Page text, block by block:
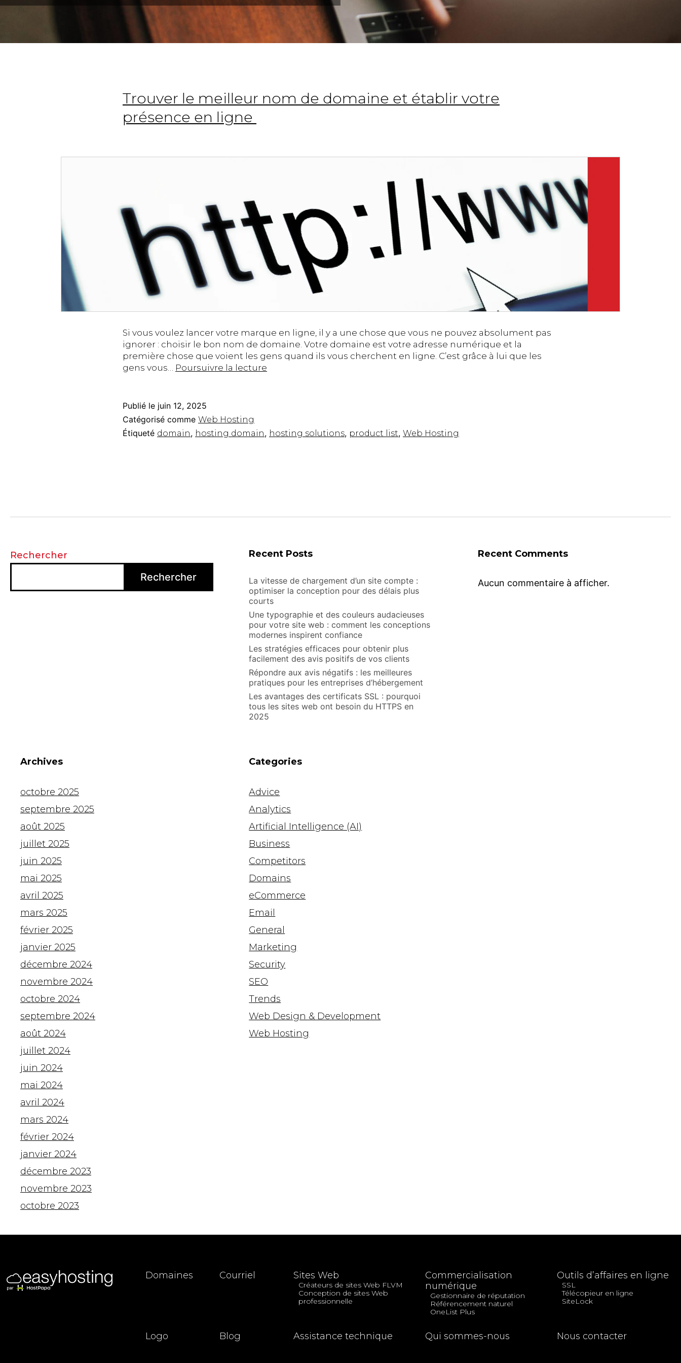
Trouver le meilleur nom de domaine et établir votre
présence en ligne
Si vous voulez lancer votre marque en ligne, il y a une chose que vous ne pouvez absolument pas
ignorer : choisir le bon nom de domaine. Votre domaine est votre adresse numérique et la
première chose que voient les gens quand ils vous cherchent en ligne. C’est grâce à lui que les
gens vous… Poursuivre la lecture
et
Publié le juin 12, 2025
Catégorisé comme Web Hosting
Étiqueté domain, hosting domain, hosting solutions, product list, Web Hosting
Rechercher
Rechercher
Recent Posts
La vitesse de chargement d’un site compte :
optimiser la conception pour des délais plus
courts
Une typographie et des couleurs audacieuses
pour votre site web : comment les conceptions
modernes inspirent confiance
Les stratégies efficaces pour obtenir plus
facilement des avis positifs de vos clients
Répondre aux avis négatifs : les meilleures
pratiques pour les entreprises d’hébergement
Les avantages des certificats SSL : pourquoi
tous les sites web ont besoin du HTTPS en
2025
Recent Comments
Aucun commentaire à afficher.
Archives
octobre 2025
septembre 2025
août 2025
juillet 2025
juin 2025
mai 2025
avril 2025
mars 2025
février 2025
janvier 2025
décembre 2024
novembre 2024
octobre 2024
septembre 2024
août 2024
juillet 2024
juin 2024
mai 2024
avril 2024
mars 2024
février 2024
janvier 2024
décembre 2023
novembre 2023
octobre 2023
Categories
Advice
Analytics
Artificial Intelligence (AI)
Business
Competitors
Domains
eCommerce
Email
General
Marketing
Security
SEO
Trends
Web Design & Development
Web Hosting
Domaines Courriel Sites Web
Créateurs de sites Web FLVM
Conception de sites Web
professionnelle
Commercialisation
numérique
Gestionnaire de réputation
Référencement naturel
OneList Plus
Outils d’affaires en ligne
SSL
Télécopieur en ligne
SiteLock
Logo Blog Assistance technique Qui sommes-nous Nous contacter